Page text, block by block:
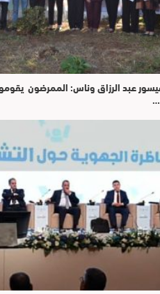
عبد الرزاق وناس: الممرضون